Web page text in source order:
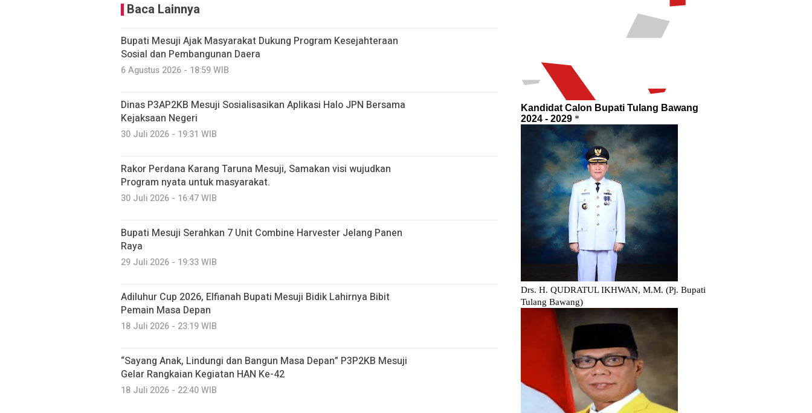
Baca Lainnya
Bupati Mesuji Ajak Masyarakat Dukung Program Kesejahteraan
Sosial dan Pembangunan Daera
6 Agustus 2026 - 18:59 WIB
Dinas P3AP2KB Mesuji Sosialisasikan Aplikasi Halo JPN Bersama
Kejaksaan Negeri
30 Juli 2026 - 19:31 WIB
Rakor Perdana Karang Taruna Mesuji, Samakan visi wujudkan
Program nyata untuk masyarakat.
30 Juli 2026 - 16:47 WIB
Bupati Mesuji Serahkan 7 Unit Combine Harvester Jelang Panen
Raya
29 Juli 2026 - 19:33 WIB
Adiluhur Cup 2026, Elfianah Bupati Mesuji Bidik Lahirnya Bibit
Pemain Masa Depan
18 Juli 2026 - 23:19 WIB
“Sayang Anak, Lindungi dan Bangun Masa Depan” P3P2KB Mesuji
Gelar Rangkaian Kegiatan HAN Ke-42
18 Juli 2026 - 22:40 WIB